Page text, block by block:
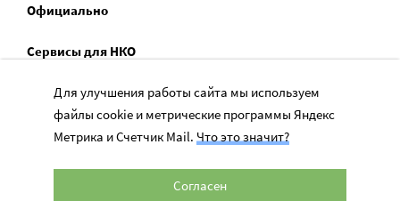
Официально
Сервисы для НКО
Спецпроекты
Социальное служение
Для улучшения работы сайта мы используем
файлы cookie и метрические программы Яндекс
Метрика и Счетчик Mail. Что это значит?
Согласен